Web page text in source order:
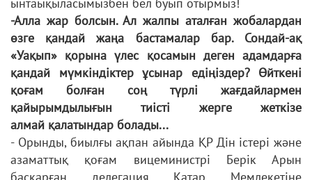
-Алла жар болсын. Ал жалпы аталған жобалардан
өзге қандай жаңа бастамалар бар. Сондай-ақ
«Уақып» қорына үлес қосамын деген адамдарға
қандай мүмкіндіктер ұсынар едіңіздер? Өйткені
қоғам болған соң түрлі жағдайлармен
қайырымдылығын тиісті жерге жеткізе
алмай қалатындар болады...
- Орынды, биылғы ақпан айында ҚР Дін істері және
азаматтық қоғам вицеминистрі Берік Арын
басқарған делегация Катар Мемлекетіне